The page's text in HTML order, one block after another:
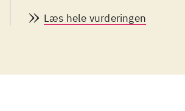
Femte bog i serien om det lille
mor og far. De nyder det gode
Læs hele vurderingen